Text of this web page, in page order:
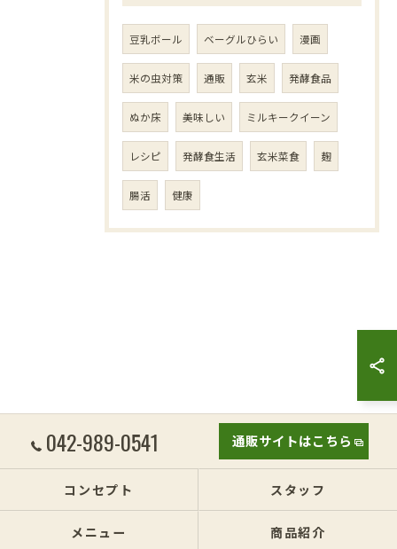
豆乳ボール ベーグルひらい 漫画
米の虫対策 通販 玄米 発酵食品
ぬか床 美味しい ミルキークイーン
レシピ 発酵食生活 玄米菜食 麹
腸活 健康
042-989-0541 通販サイトはこちら
コンセプト スタッフ
メニュー 商品紹介